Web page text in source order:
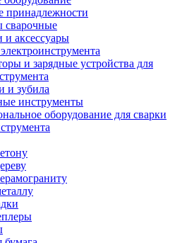
принадлежности
сварочные
и аксессуары
и зарядные устройства для
и зубила
инструменты
оборудование для сварки